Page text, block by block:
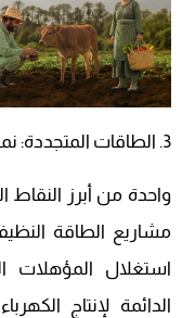
3. الطاقات المتجددة: نموذج للانتقال الأخضر
واحدة من أبرز النقاط
مشاريع الطاقة
استغلال المؤهلات
الدائمة لإنتاج